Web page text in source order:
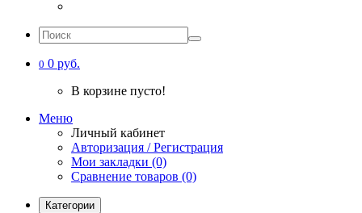
0 0 руб.
В корзине пусто!
Меню
Личный кабинет
Авторизация / Регистрация
Мои закладки (0)
Сравнение товаров (0)
Категории